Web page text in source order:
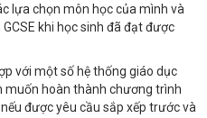
lựa chọn môn học của mình và
khi học sinh đã đạt được
với một số hệ thống giáo dục
muốn hoàn thành chương trình
được yêu cầu sắp xếp trước và